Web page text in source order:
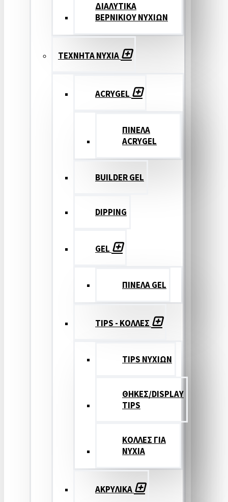
ΔΙΑΛΥΤΙΚΑ
ΒΕΡΝΙΚΙΟΥ ΝΥΧΙΩΝ
ΤΕΧΝΗΤΑ ΝΥΧΙΑ
ACRYGEL
ΠΙΝΕΛΑ
ACRYGEL
BUILDER GEL
DIPPING
GEL
ΠΙΝΕΛΑ GEL
TIPS - ΚΟΛΛΕΣ
TIPS ΝΥΧΙΩΝ
ΘΗΚΕΣ/DISPLAY
TIPS
ΚΟΛΛΕΣ ΓΙΑ
ΝΥΧΙΑ
ΑΚΡΥΛΙΚΑ